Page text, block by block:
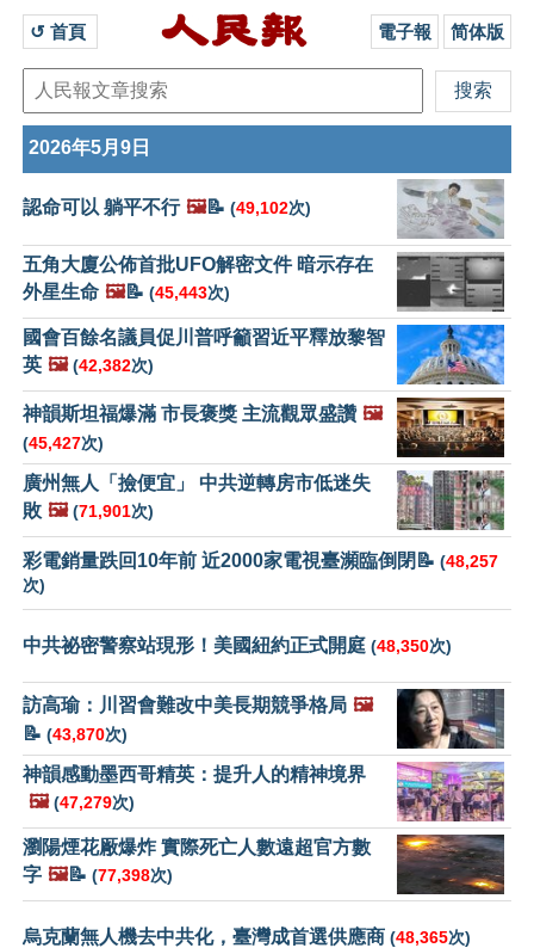
↺ 首頁 電子報 简体版
2026年5月9日
認命可以 躺平不行 🖼️📝 (49,102次)
五角大廈公佈首批UFO解密文件 暗示存在
外星生命 🖼️📝 (45,443次)
國會百餘名議員促川普呼籲習近平釋放黎智
英 🖼️ (42,382次)
神韻斯坦福爆滿 市長褒獎 主流觀眾盛讚 🖼️
(45,427次)
廣州無人「撿便宜」 中共逆轉房市低迷失
敗 🖼️ (71,901次)
彩電銷量跌回10年前 近2000家電視臺瀕臨倒閉📝 (48,257
次)
中共祕密警察站現形！美國紐約正式開庭 (48,350次)
訪高瑜：川習會難改中美長期競爭格局 🖼️
📝 (43,870次)
神韻感動墨西哥精英：提升人的精神境界
🖼️ (47,279次)
瀏陽煙花厰爆炸 實際死亡人數遠超官方數
字 🖼️📝 (77,398次)
烏克蘭無人機去中共化，臺灣成首選供應商 (48,365次)